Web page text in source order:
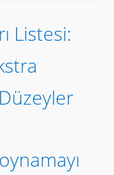
Listesi: